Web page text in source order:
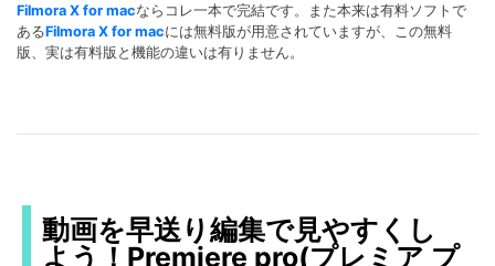
Filmora X for macならコレ一本で完結です。また本来は有料ソフトで
あるFilmora X for macには無料版が用意されていますが、この無料
版、実は有料版と機能の違いは有りません。
動画を早送り編集で見やすくし
よう！Premiere pro(プレミア プ